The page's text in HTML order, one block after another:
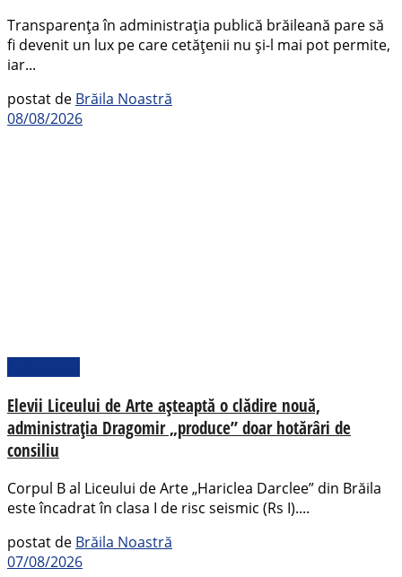
Transparența în administrația publică brăileană pare să
fi devenit un lux pe care cetățenii nu și-l mai pot permite,
iar...
postat de Brăila Noastră
08/08/2026
Elevii Liceului de Arte așteaptă o clădire nouă,
administrația Dragomir „produce” doar hotărâri de
consiliu
Corpul B al Liceului de Arte „Hariclea Darclee” din Brăila
este încadrat în clasa I de risc seismic (Rs I)....
postat de Brăila Noastră
07/08/2026